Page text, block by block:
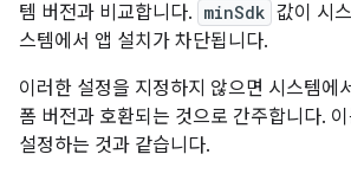
템 버전과 비교합니다. minSdk 값이 시
스템에서 앱 설치가 차단됩니다.
이러한 설정을 지정하지 않으면 시스템에
폼 버전과 호환되는 것으로 간주합니다.
설정하는 것과 같습니다.